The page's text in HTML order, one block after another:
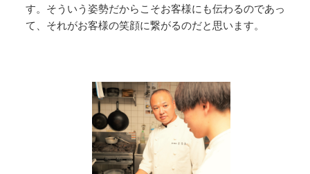
す。そういう姿勢だからこそお客様にも伝わるのであっ
て、それがお客様の笑顔に繋がるのだと思います。